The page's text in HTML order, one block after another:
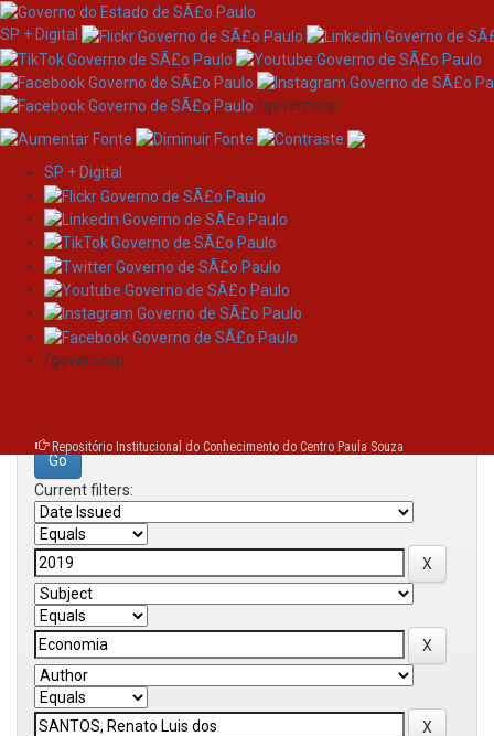
Skip
navigation
SP + Digital
/governosp
SP + Digital
/governosp
Repositório Institucional do Conhecimento do Centro Paula Souza
Search
Search:
Current filters: